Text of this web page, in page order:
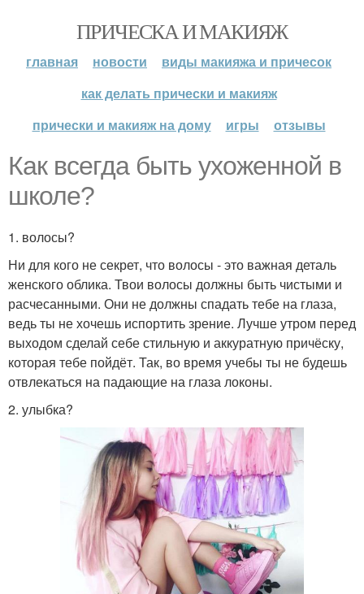
ПРИЧЕСКА И МАКИЯЖ
главная новости
виды макияжа и причесок
как делать прически и макияж
прически и макияж на дому
игры отзывы
Как всегда быть ухоженной в
школе?
1. волосы?
Ни для кого не секрет, что волосы - это важная деталь
женского облика. Твои волосы должны быть чистыми и
расчесанными. Они не должны спадать тебе на глаза,
ведь ты не хочешь испортить зрение. Лучше утром перед
выходом сделай себе стильную и аккуратную причёску,
которая тебе пойдёт. Так, во время учебы ты не будешь
отвлекаться на падающие на глаза локоны.
2. улыбка?